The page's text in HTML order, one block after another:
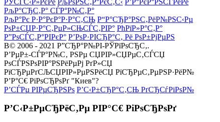
РљР°СЂС‚Р° СЃР°Р№С‚Р°
РљР°Рє Р·Р°РєР°Р·Р°С‚СЊ Р“Р°СЂР°РЅС‚РёР№РЅС‹Рµ
РѕР±СЏР·Р°С‚РµР»СЊСЃС‚РІР° РћРїР»Р°С‚Р°
Р”РѕСЃС‚Р°РІРєР° Р’РѕР·РІСЂР°С‚ Рё РѕР±РјРµРЅ
В© 2006 - 2021 Р”СЂР°Р№РІ-РЎРїРѕСЂС‚.
Р’РµР±-СЃР°Р№С‚ РЅРµ СЏРІР»СЏРµС‚СЃСЏ
РѕСЃРЅРѕРІР°РЅРёРµРј РґР»СЏ
РїСЂРµРґСЉСЏРІР»РµРЅРёСЏ РїСЂРµС‚РµРЅР·РёР№
Р’Р°С€ РіРѕСЂРѕРґ "Киев"?
Р’СЃРµ РІРµСЂРЅРѕ Р’С‹Р±СЂР°С‚СЊ РґСЂСѓРіРѕР№
Р’С‹Р±РµСЂРёС‚Рµ РІР°С€ РіРѕСЂРѕРґ